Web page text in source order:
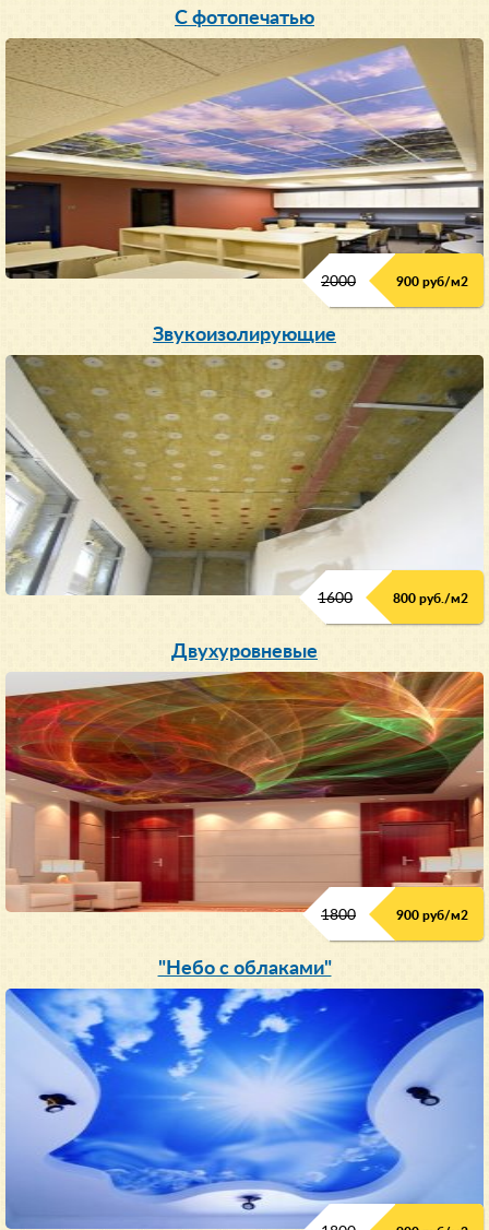
С фотопечатью
2000 900 руб/м2
Звукоизолирующие
1600 800 руб./м2
Двухуровневые
1800 900 руб/м2
"Небо с облаками"